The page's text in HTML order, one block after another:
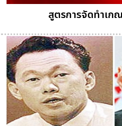
สูตรการจัดทำเก